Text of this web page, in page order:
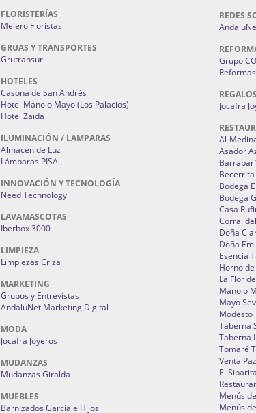
FLORISTERÍAS
Melero Floristas
GRUAS Y TRANSPORTES
Grutransur
HOTELES
Casona de San Andrés
Hotel Manolo Mayo (Los Palacios)
Hotel Zaida
ILUMINACIÓN / LAMPARAS
Almacén de Luz
Lámparas PISA
INNOVACIÓN Y TECNOLOGÍA
Need Technology
LAVAMASCOTAS
Iberbox 3000
LIMPIEZA
Limpiezas Criza
MARKETING
Grupos y Entrevistas
AndaluNet Marketing Digital
MODA
Jocafra Joyeros
MUDANZAS
Mudanzas Giralda
MUEBLES
Barnizados García e Hijos
REDES
Grupo
Jocafra
Al-
Asador
Becerrita
Bodega
Bodega
Casa
Corral
Doña
Doña
Esencia
Horno
La Flor
Manolo
Mayo
Modesto
Taberna
Taberna
Tomaré
Venta
El
Menús
Menús